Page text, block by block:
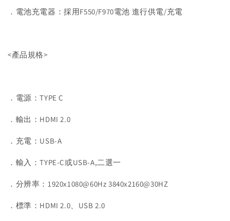
．電池充電器：採用F550/F970電池 進行供電/充電
<產品規格>
．電源：TYPE C
．輸出：HDMI 2.0
．充電：USB-A
．輸入：TYPE-C或USB-A,二選一
．分辨率：1920x1080@60Hz 3840x2160@30HZ
．標準：HDMI 2.0、USB 2.0